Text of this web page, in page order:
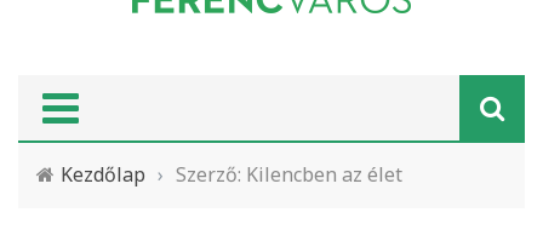
Kezdőlap › Szerző: Kilencben az élet